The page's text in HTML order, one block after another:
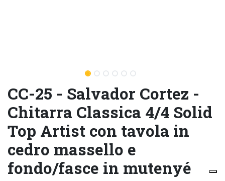
CC-25 - Salvador Cortez -
Chitarra Classica 4/4 Solid
Top Artist con tavola in
cedro massello e
fondo/fasce in mutenyé